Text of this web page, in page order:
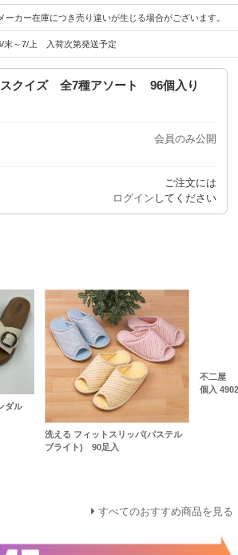
メーカー在庫につき売り違いが生じる場合がございます。
末～7/上 入荷次第発送予定
クイズ 全7種アソート 96個入り
会員のみ公開
ご注文には
ログイン してください
ダル
洗える フィットスリッパ(パステル
ブライト) 90足入
不二屋
個入
すべてのおすすめ商品を見る